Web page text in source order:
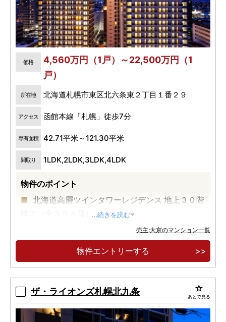
価格
4,560万円（1戸）～22,500万円（1
戸）
所在地 北海道札幌市東区北六条東２丁目１番２９
アクセス 函館本線「札幌」徒歩7分
専有面積 42.71平米～121.30平米
間取り 1LDK,2LDK,3LDK,4LDK
物件のポイント
北海道高層ツインタワーレジデンス 地上３０階
大規模複合開発［住宅・都市公園・商業施設・
ホテル・病院］
...続きを読む
売主:大京のマンション一覧
物件エントリーする
ザ・ライオンズ札幌北九条 あとで見る